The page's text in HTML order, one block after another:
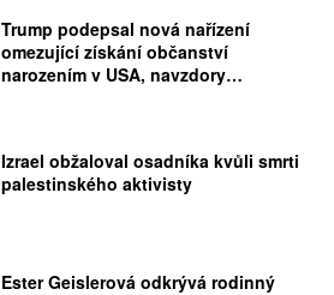
Trump podepsal nová nařízení
omezující získání občanství
narozením v USA, navzdory
Izrael obžaloval osadníka kvůli smrti
palestinského aktivisty
Ester Geislerová odkrývá rodinný